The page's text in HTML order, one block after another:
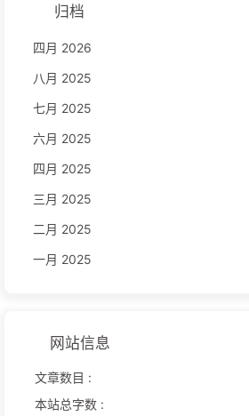
归档
四月 2026
八月 2025
七月 2025
六月 2025
四月 2025
三月 2025
二月 2025
一月 2025
网站信息
文章数目 :
本站总字数 :